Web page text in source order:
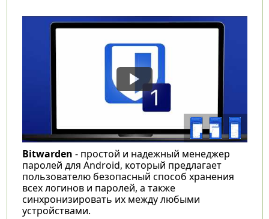
Bitwarden - простой и надежный менеджер
паролей для Android, который предлагает
пользователю безопасный способ хранения
всех логинов и паролей, а также
синхронизировать их между любыми
устройствами.